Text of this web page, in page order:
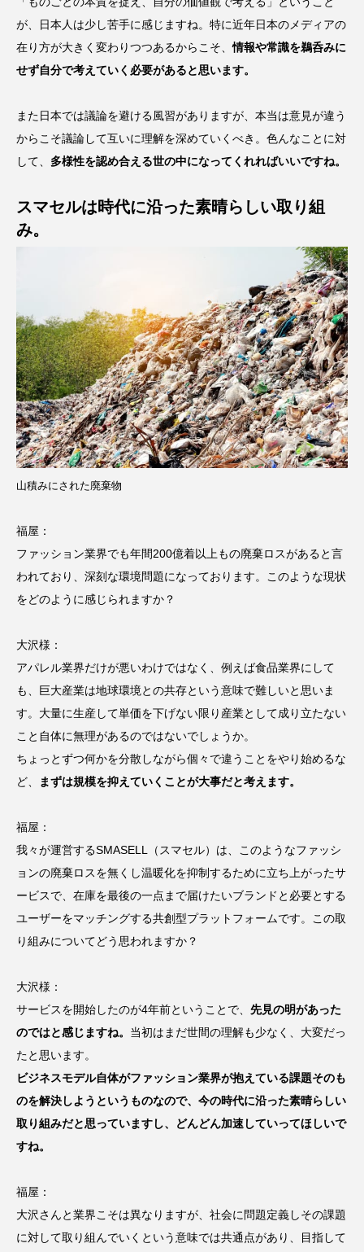
が、日本人は少し苦手に感じますね。特に近年日本のメディアの
在り方が大きく変わりつつあるからこそ、情報や常識を鵜呑みに
せず自分で考えていく必要があると思います。
また日本では議論を避ける風習がありますが、本当は意見が違う
からこそ議論して互いに理解を深めていくべき。色んなことに対
して、 多様性を認め合える世の中になってくれればいいですね。
スマセルは時代に沿った素晴らしい取り組
み。
山積みにされた廃棄物
福屋：
ファッション業界でも年間200億着以上もの廃棄ロスがあると言
われており、深刻な環境問題になっております。このような現状
をどのように感じられますか？
大沢様：
アパレル業界だけが悪いわけではなく、例えば食品業界にして
も、巨大産業は地球環境との共存という意味で難しいと思いま
す。大量に生産して単価を下げない限り産業として成り立たない
こと自体に無理があるのではないでしょうか。
ちょっとずつ何かを分散しながら個々で違うことをやり始めるな
ど、
まずは規模を抑えていくことが大事だと考えます。
福屋：
我々が運営するSMASELL（スマセル）は、このようなファッシ
ョンの廃棄ロスを無くし温暖化を抑制するために立ち上がったサ
ービスで、在庫を最後の一点まで届けたいブランドと必要とする
ユーザーをマッチングする共創型プラットフォームです。この取
り組みについてどう思われますか？
大沢様：
サービスを開始したのが4年前ということで、 先見の明があった
のではと感じますね。 当初はまだ世間の理解も少なく、大変だっ
たと思います。
ビジネスモデル自体がファッション業界が抱えている課題そのも
のを解決しようというものなので、今の時代に沿った素晴らしい
取り組みだと思っていますし、どんどん加速していってほしいで
すね。
福屋：
大沢さんと業界こそは異なりますが、社会に問題定義しその課題
に対して取り組んでいくという意味では共通点があり、目指して